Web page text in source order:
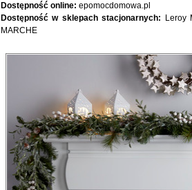
Dostępność online: epomocdomowa.pl
Dostępność w sklepach stacjonarnych: Leroy
MARCHE